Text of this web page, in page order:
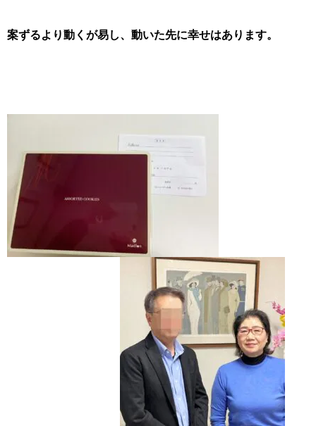
ウィッシュの婚活メソッド ご成婚までの流れ
親御様から始める婚活
プライバシーポリシー
案ずるより動くが易し、動いた先に幸せはあります。